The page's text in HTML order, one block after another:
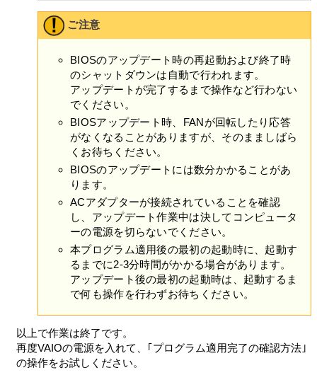
本製品、本製品上の許諾ソフトウェア、対象外ソフトウ
ェアおよびお客さまによるそれらの使用に関する次の各
号に揚げる情報（以下「本情報」といいます）を、収集
し、VAIOに送信することがあります。VAIOは当該本情報
を本条の規定に従い、使用または保管します。ただし、
特定の許諾ソフトウェア使用時に別途条件が提示され、
お客さまに同意をいただいた場合には、本情報の使用ま
たは保管はかかる別途の条件に従います。
(ア) 自動的に生成される本製品のID番号
(イ) 本製品およびその構成部分の稼働状況
(ウ) 本製品、許諾ソフトウェア、または許諾対象外のソ
フトウェアの構成情報
(エ) 本製品、許諾ソフトウェア、または許諾対象外のソ
フトウェア、若しくはそれらの機能の使用状況、使用頻
度情報（お客さまがどの機能を稼働状態にしたかおよび
関連する統計データを含みます）
(オ) 本製品の現在地情報などの位置情報
VAIOは、本情報を下記の目的（以下「本目的」としま
す）のために、法律の定めに従い、保管、使用または開
示できるものとします。
(イ) 許諾ソフトウェアのアップデート版/アップグレー
ド版を提供するための許諾ソフトウェアの機能の管理
(ウ) VAIOまたはVAIOが認めた第三者による位置情報を
ご注意
BIOSのアップデート時の再起動および終了時
のシャットダウンは自動で行われます。
アップデートが完了するまで操作など行わない
でください。
BIOSアップデート時、FANが回転したり応答
がなくなることがありますが、そのまましばら
くお待ちください。
BIOSのアップデートには数分かかることがあ
ります。
ACアダプターが接続されていることを確認
し、アップデート作業中は決してコンピュータ
ーの電源を切らないでください。
本プログラム適用後の最初の起動時に、起動す
るまでに2-3分時間がかかる場合があります。
アップデート後の最初の起動時は、起動するま
で何も操作を行わずお待ちください。
以上で作業は終了です。
再度VAIOの電源を入れて、｢プログラム適用完了の確認方法｣
の操作をお試しください。